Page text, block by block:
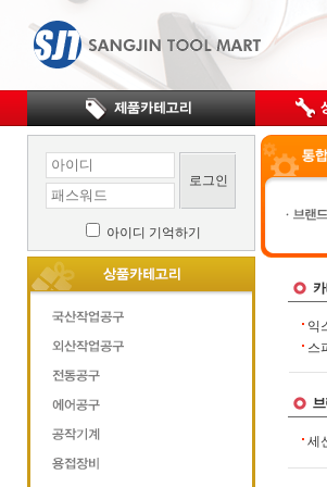
로그인
아이디 기억하기
익
스
세